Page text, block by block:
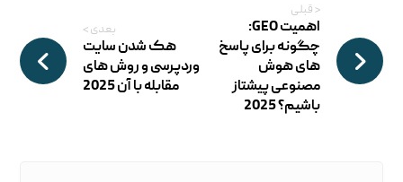
< قبلی
اهمیت GEO:
چگونه برای پاسخ
های هوش
مصنوعی پیشتاز
باشیم؟ 2025
بعدی >
هک شدن سایت
وردپرسی و روش های
مقابله با آن 2025